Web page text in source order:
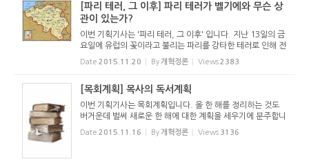
[파리 테러, 그 이후] 파리 테러가 벨기에와 무슨 상
관이 있는가?
이번 기획기사는 '파리 테러, 그 이후' 입니다. 지난 13일의 금
요일에 유럽의 꽃이라고 불리는 파리를 강타한 테러로 인해 전
세계가 큰 혼란에 빠졌습니다. 이 끔찍한 테러는 미국을 향한
이슬람의 9.11 테러와 연속선상에 있습니다. 이제 이슬람 국
Date 2015.11.20 By 개혁정론 Views2383
[목회계획] 목사의 독서계획
이번 기획기사는 목회계획입니다. 올 한 해를 정리하는 것도
버거운데 벌써 새로운 한 해에 대한 계획을 세우기에 분주합니
다. 주님의 교회는 인간적인 아무 계획도 세우지 않고 그때그
때마다 성령님의 인도를 받아야 하는 것일까요? 아닙니다. 하
Date 2015.11.16 By 개혁정론 Views 3136